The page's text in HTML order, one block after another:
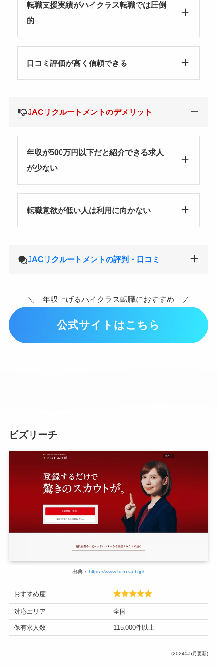
転職支援実績がハイクラス転職では圧倒
的
口コミ評価が高く信頼できる
JACリクルートメントのデメリット
年収が500万円以下だと紹介できる求人
が少ない
転職意欲が低い人は利用に向かない
JACリクルートメントの評判・口コミ
＼ 年収上げるハイクラス転職におすすめ ／
公式サイトはこちら
ビズリーチ
出典： https://www.bizreach.jp/
おすすめ度
対応エリア 全国
保有求人数 115,000件以上
(2024年5月更新)